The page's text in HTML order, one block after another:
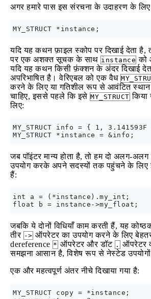
अगर हमारे पास इस संरचना के उदाहरण के
यदि यह कथन फ़ाइल स्कोप पर दिखाई देता है,
पर एक अशक्त सूचक के साथ instance को
यदि यह कथन किसी फ़ंक्शन के अंदर दिखाई
अपरिभाषित है। वेरिएबल को एक वैध
करने के लिए या गतिशील रूप से आवंटित स्थान
चाहिए, इससे पहले कि इसे MY_STRUCT
लिए:
MY_STRUCT info = { 1,
जब पॉइंटर मान्य होता है, तो हम दो अलग-
उपयोग करके अपने सदस्यों तक पहुंचने के
हैं:
int a = (*instance).my_int;
जबकि ये दोनों विधियाँ काम करती हैं, यह
तीर -> ऑपरेटर का उपयोग करने के लिए
dereference * ऑपरेटर और डॉट . ऑपरेटर
समझना आसान है, विशेष रूप से नेस्टेड
एक और महत्वपूर्ण अंतर नीचे दिखाया गया है:
MY_STRUCT copy = *instance;